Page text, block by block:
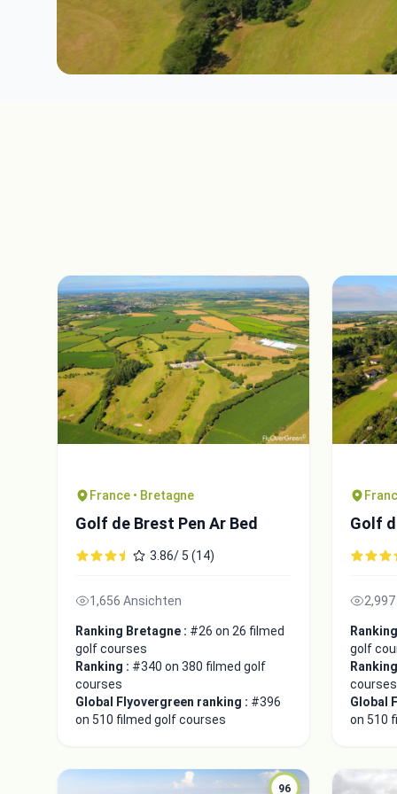
France • Bretagne
Golf de Brest Pen Ar Bed
3.86/ 5 (14)
1,656 Ansichten
Ranking Bretagne : #26 on 26 filmed
golf courses
Ranking : #340 on 380 filmed golf
courses
Global Flyovergreen ranking : #396
on 510 filmed golf courses
Golf
golf
courses
Global
on 510
96